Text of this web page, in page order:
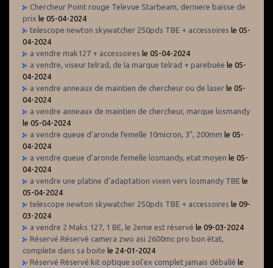
Chercheur Point rouge Televue Starbeam, derniere baisse de
prix le 05-04-2024
telescope newton skywatcher 250pds TBE + accessoires le 05-
04-2024
a vendre mak127 + accessoires le 05-04-2024
a vendre, viseur telrad, de la marque telrad + parebuée le 05-
04-2024
a vendre anneaux de maintien de chercheur ou de laser le 05-
04-2024
a vendre anneaux de maintien de chercheur, marque losmandy
le 05-04-2024
a vendre queue d'aronde femelle 10micron, 3", 200mm le 05-
04-2024
a vendre queue d'aronde femelle losmandy, etat moyen le 05-
04-2024
a vendre une platine d'adaptation vixen vers losmandy TBE le
05-04-2024
telescope newton skywatcher 250pds TBE + accessoires le 09-
03-2024
a vendre 2 Maks 127, 1 BE, le 2eme est réservé le 09-03-2024
Réservé Réservé camera zwo asi 2600mc pro bon état,
complete dans sa boite le 24-01-2024
Réservé Réservé kit optique sol'ex complet jamais déballé le